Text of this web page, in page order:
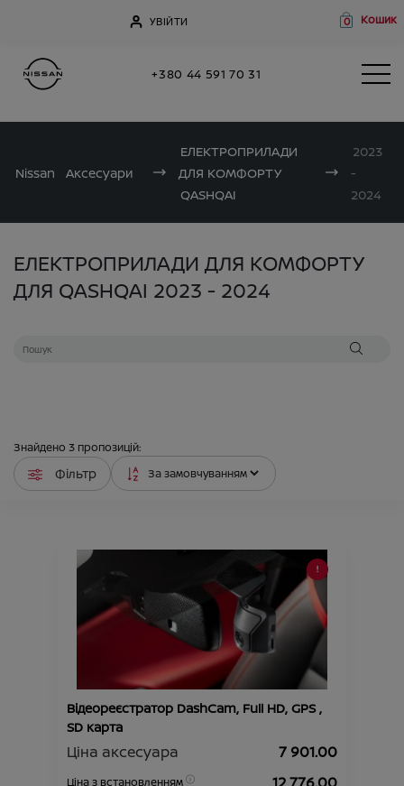
УВІЙТИ 0 Кошик
+380 44 591 70 31
Nissan Аксесуари
ЕЛЕКТРОПРИЛАДИ
ДЛЯ КОМФОРТУ
QASHQAI
2023
-
2024
ЕЛЕКТРОПРИЛАДИ ДЛЯ КОМФОРТУ
ДЛЯ QASHQAI 2023 - 2024
Знайдено 3 пропозицій:
Фільтр
Відеореєстратор DashCam, Full HD, GPS ,
SD карта
Ціна аксесуара 7 901.00
Ціна з встановленням